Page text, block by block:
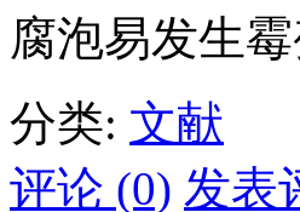
腐泡易发生
分类: 文献
评论 (0) 发表